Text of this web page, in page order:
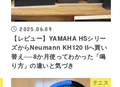
2025.06.09
【レビュー】YAMAHA HSシリー
ズからNeumann KH120 IIへ買い
替え──8か月使ってわかった「鳴
り方」の違いと気づき
テニス